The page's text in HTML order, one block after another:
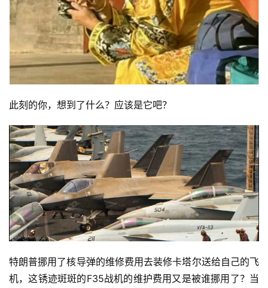
此刻的你，想到了什么？应该是它吧？
特朗普挪用了核导弹的维修费用去装修卡塔尔送给自己的飞
机，这锈迹斑斑的F35战机的维护费用又是被谁挪用了？当